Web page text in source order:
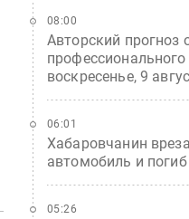
Авторский прогноз
профессионального
воскресенье, 9
08:00
Хабаровчанин
автомобиль и
06:01
05:26